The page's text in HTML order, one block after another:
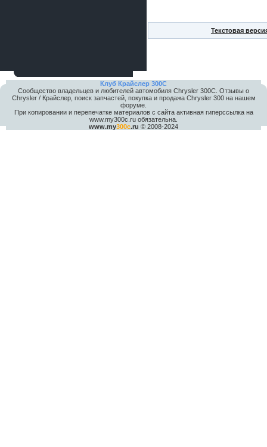
Текстовая
Клуб Крайслер 300C
Сообщество владельцев и любителей автомобиля Chrysler 300С. Отзывы о
Chrysler / Крайслер, поиск запчастей, покупка и продажа Chrysler 300 на нашем
форуме.
При копировании и перепечатке материалов с сайта активная гиперссылка на
www.my300c.ru обязательна.
www.my300c.ru © 2008-2024